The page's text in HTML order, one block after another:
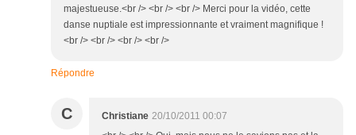
majestueuse.<br /> <br /> <br /> Merci pour la vidéo, cette
danse nuptiale est impressionnante et vraiment magnifique !
<br /> <br /> <br /> <br />
Répondre
C Christiane 20/10/2011 00:07